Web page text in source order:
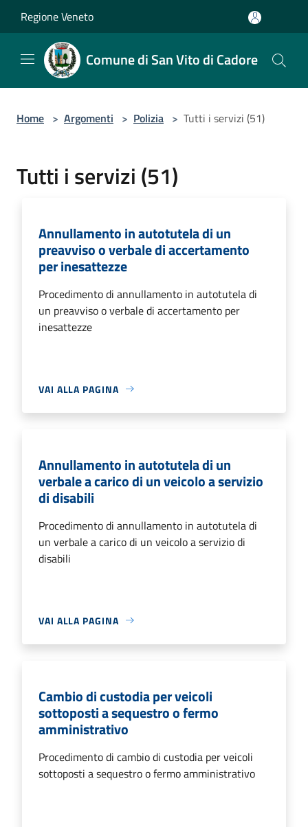
Regione Veneto
Comune di San Vito di Cadore
Home > Argomenti > Polizia > Tutti i servizi (51)
Tutti i servizi (51)
Annullamento in autotutela di un
preavviso o verbale di accertamento
per inesattezze
Procedimento di annullamento in autotutela di
un preavviso o verbale di accertamento per
inesattezze
VAI ALLA PAGINA
Annullamento in autotutela di un
verbale a carico di un veicolo a servizio
di disabili
Procedimento di annullamento in autotutela di
un verbale a carico di un veicolo a servizio di
disabili
VAI ALLA PAGINA
Cambio di custodia per veicoli
sottoposti a sequestro o fermo
amministrativo
Procedimento di cambio di custodia per veicoli
sottoposti a sequestro o fermo amministrativo